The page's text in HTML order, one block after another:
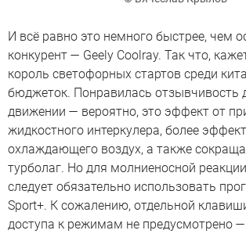
И всё равно это немного быстрее, чем
конкурент — Geely Coolray. Так что,
король светофорных стартов среди
бюджеток. Понравилась отзывчивость
движении — вероятно, это эффект от
жидкостного интеркулера, более
охлаждающего воздух, а также
турболаг. Но для молниеносной
следует обязательно использовать
Sport+. К сожалению, отдельной
доступа к режимам не предусмотрено —